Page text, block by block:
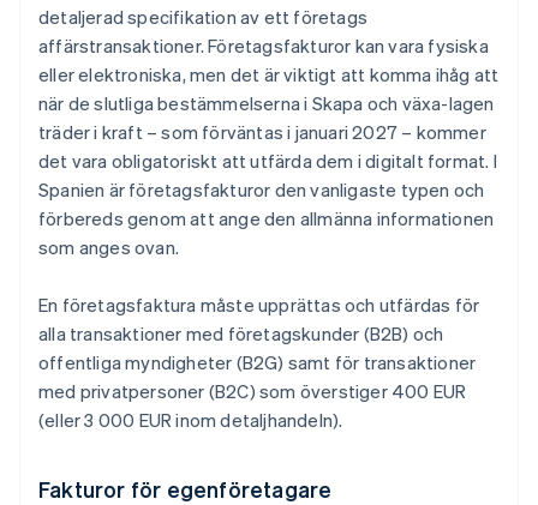
detaljerad specifikation av ett företags
affärstransaktioner. Företagsfakturor kan vara fysiska
eller elektroniska, men det är viktigt att komma ihåg att
när de slutliga bestämmelserna i Skapa och växa-lagen
träder i kraft – som förväntas i januari 2027 – kommer
det vara obligatoriskt att utfärda dem i digitalt format. I
Spanien är företagsfakturor den vanligaste typen och
förbereds genom att ange den allmänna informationen
som anges ovan.
En företagsfaktura måste upprättas och utfärdas för
alla transaktioner med företagskunder (B2B) och
offentliga myndigheter (B2G) samt för transaktioner
med privatpersoner (B2C) som överstiger 400 EUR
(eller 3 000 EUR inom detaljhandeln).
Fakturor för egenföretagare